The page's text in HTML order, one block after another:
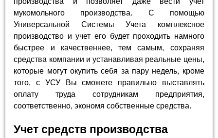
мукомольного производства. С помощью
Универсальной Системы Учета комплексное
производство и учет его будет проходить намного
быстрее и качественнее, тем самым, сохраняя
средства компании и устанавливая реальные цены,
которые могут окупить себя за пару недель, кроме
того, с УСУ Вы сможете правильно выставлять
оплату труда сотрудникам предприятия,
соответственно, экономя собственные средства.
Учет средств производства